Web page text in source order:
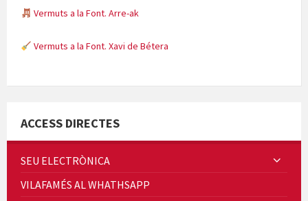
Vermuts a la Font. Arre-ak
Vermuts a la Font. Xavi de Bétera
Quintà Culroja
ACCESS DIRECTES
SEU ELECTRÒNICA
VILAFAMÉS AL WHATHSAPP